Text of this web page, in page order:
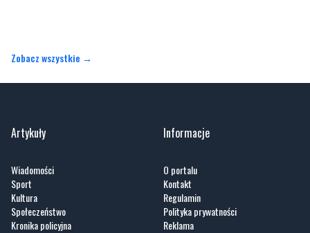
Zobacz wszystkie →
Artykuły
Wiadomości
Sport
Kultura
Społeczeństwo
Kronika policyjna
Informacje
O portalu
Kontakt
Regulamin
Polityka prywatności
Reklama